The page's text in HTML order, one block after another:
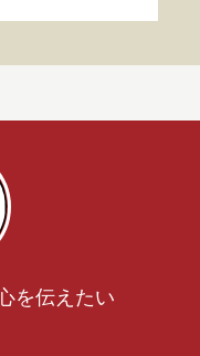
を伝えたい